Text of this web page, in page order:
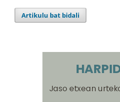
Artikulu bat bidali